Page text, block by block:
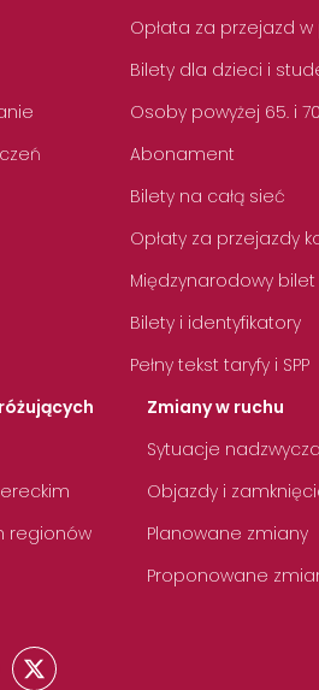
Opłata za przejazd w
Bilety dla dzieci i
Osoby powyżej 65. i
Abonament
Bilety na całą sieć
Opłaty za przejazdy
Międzynarodowy bilet
Bilety i identyfikatory
Pełny tekst taryfy i SPP
regionów
Zmiany w ruchu
Sytuacje
Objazdy i
Planowane zmiany
Proponowane